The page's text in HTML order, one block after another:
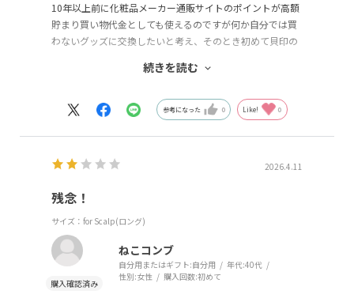
10年以上前に化粧品メーカー通販サイトのポイントが高額
貯まり買い物代金としても使えるのですが何か自分では買
わないグッズに交換したいと考え、そのとき初めて貝印の
のですが髪量が多く当時はロングヘアだったのでピンがす
しかし年齢を重ね白髪が伸びてくると頭皮が痒く、いろい
ろなケア用品やシャンプー、トリートメント、ヘアトニッ
クを試しても改善しなくて辛い日が１年以上続きました。
そんなとき以前ポイント交換した貝印のヘアブラシを思い
出し、古いブラシを探し出して使ってみるとピンが半分以
上ダメになっているにもかかわらず少し楽になりました。
ならばと思い貝印公式通販サイトで探しこちらの商品を見
つけ即購入しました。
届いたその日に使用して悩み（不快な痒み）が瞬時に解決
しました！
以前のものよりピンが硬くてしっかりしていて快適です♡
さっそくプレゼントのお品物としてリピートさせていただ
続きを読む
参考になった 0 Like! 0
2026.4.11
残念！
サイズ：for Scalp(ロング)
ねこコンブ
自分用またはギフト:自分用 年代:40代
性別:女性 購入回数:初めて